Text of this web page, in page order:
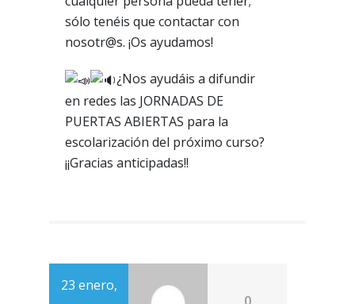
sólo tenéis que contactar con
nosotr@s. ¡Os ayudamos!
¿Nos ayudáis a difundir
en redes las JORNADAS DE
PUERTAS ABIERTAS para la
escolarización del próximo curso?
¡¡Gracias anticipadas!!
23 enero,